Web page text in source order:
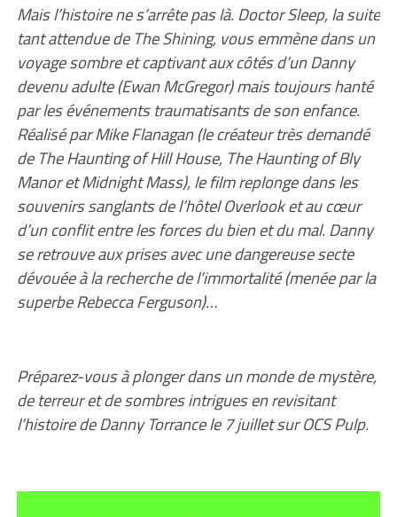
Mais l’histoire ne s’arrête pas là. Doctor Sleep, la suite
tant attendue de The Shining, vous emmène dans un
voyage sombre et captivant aux côtés d’un Danny
devenu adulte (Ewan McGregor) mais toujours hanté
par les événements traumatisants de son enfance.
Réalisé par Mike Flanagan (le créateur très demandé
de The Haunting of Hill House, The Haunting of Bly
Manor et Midnight Mass), le film replonge dans les
souvenirs sanglants de l’hôtel Overlook et au cœur
d’un conflit entre les forces du bien et du mal. Danny
se retrouve aux prises avec une dangereuse secte
dévouée à la recherche de l’immortalité (menée par la
superbe Rebecca Ferguson)…
Préparez-vous à plonger dans un monde de mystère,
de terreur et de sombres intrigues en revisitant
l’histoire de Danny Torrance le 7 juillet sur OCS Pulp.